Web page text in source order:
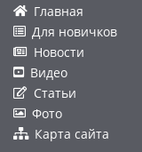
Главная
Для новичков
Новости
Видео
Статьи
Фото
Карта сайта